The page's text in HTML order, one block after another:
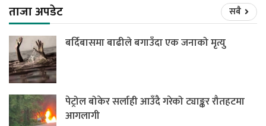
ताजा अपडेट
सबै
बर्दिबासमा बाढीले बगाउँदा एक जनाको मृत्यु
पेट्रोल बोकेर सर्लाही आउँदै गरेको ट्याङ्कर रौतहटमा
आगलागी